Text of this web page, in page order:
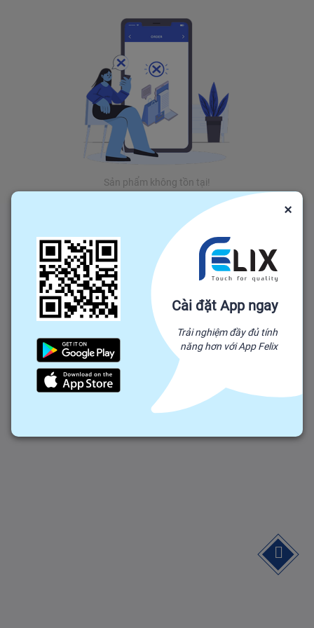
Sản phẩm không tồn tại!
×
Cài đặt App ngay
Trải nghiệm đầy đủ tính
năng hơn với App Felix